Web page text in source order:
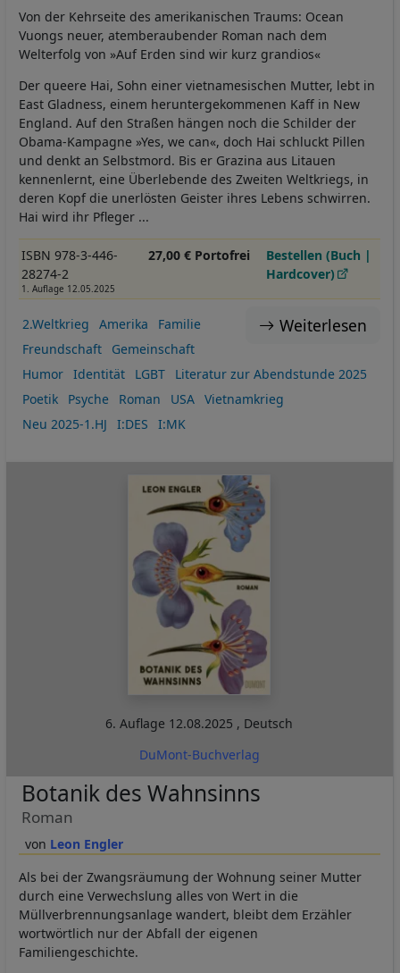
Von der Kehrseite des amerikanischen Traums: Ocean
Vuongs neuer, atemberaubender Roman nach dem
Welterfolg von »Auf Erden sind wir kurz grandios«
Der queere Hai, Sohn einer vietnamesischen Mutter, lebt in
East Gladness, einem heruntergekommenen Kaff in New
England. Auf den Straßen hängen noch die Schilder der
Obama-Kampagne »Yes, we can«, doch Hai schluckt Pillen
und denkt an Selbstmord. Bis er Grazina aus Litauen
kennenlernt, eine Überlebende des Zweiten Weltkriegs, in
deren Kopf die unerlösten Geister ihres Lebens schwirren.
Hai wird ihr Pfleger ...
ISBN 978-3-446-
28274-2
1. Auflage 12.05.2025
27,00 € Portofrei
Bestellen (Buch |
Hardcover)
Weiterlesen
2.Weltkrieg Amerika
Familie
Freundschaft
Gemeinschaft
Humor
Identität LGBT
Literatur zur Abendstunde 2025
Poetik
Psyche Roman USA
Vietnamkrieg
Neu 2025-1.HJ
I:DES I:MK
6. Auflage 12.08.2025 , Deutsch
DuMont-Buchverlag
Leon Engler
Botanik des Wahnsinns
Roman
Als bei der Zwangsräumung der Wohnung seiner Mutter
durch eine Verwechslung alles von Wert in die
Müllverbrennungsanlage wandert, bleibt dem Erzähler
wortwörtlich nur der Abfall der eigenen
Familiengeschichte.